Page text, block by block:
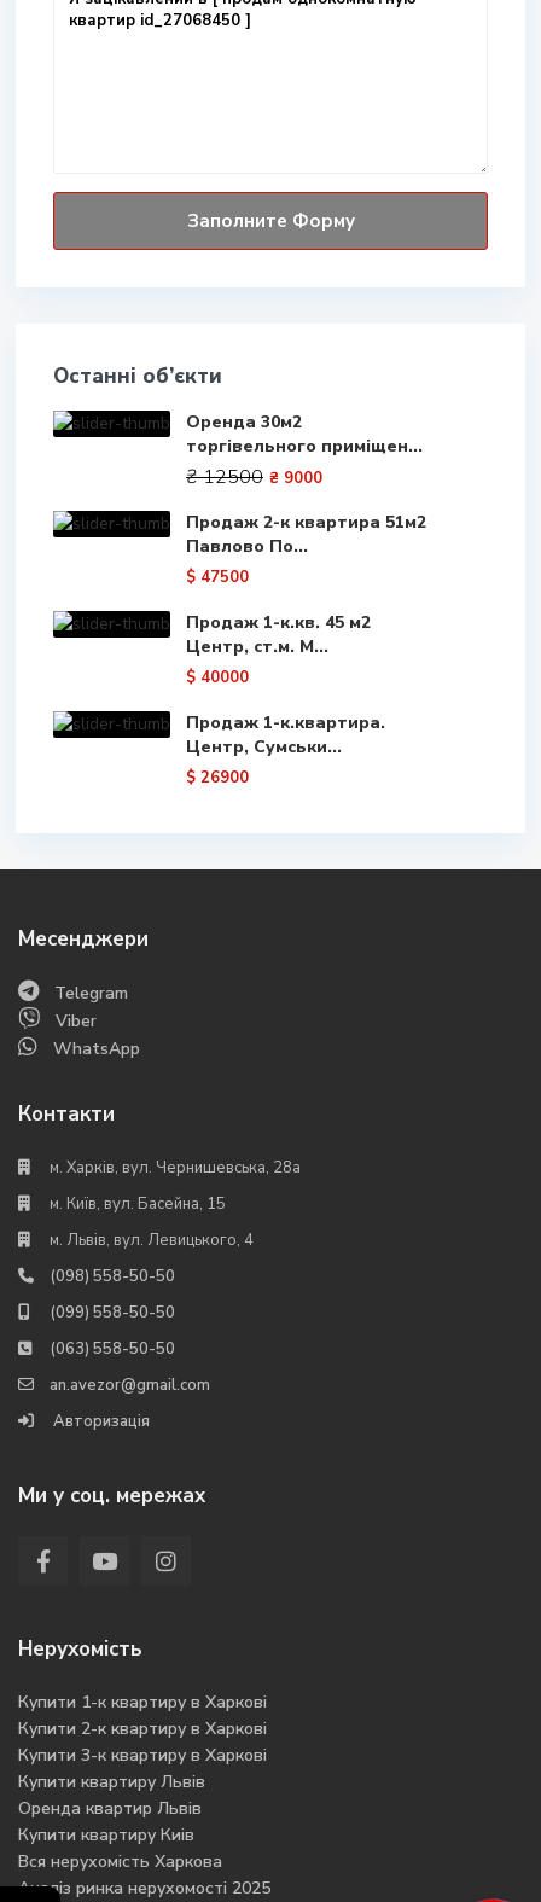
Останні об’єкти
Оренда 30м2
торгівельного приміщен...
₴ 12500 ₴ 9000
Продаж 2-к квартира 51м2
Павлово По...
$ 47500
Продаж 1-к.кв. 45 м2
Центр, ст.м. М...
$ 40000
Продаж 1-к.квартира.
Центр, Сумськи...
$ 26900
Месенджери
Telegram
Viber
WhatsApp
Контакти
м. Харків, вул. Чернишевська, 28а
м. Київ, вул. Басейна, 15
м. Львів, вул. Левицького, 4
(098) 558-50-50
(099) 558-50-50
(063) 558-50-50
an.avezor@gmail.com
Авторизація
Ми у соц. мережах
Нерухомість
Купити 1-к квартиру в Харкові
Купити 2-к квартиру в Харкові
Купити 3-к квартиру в Харкові
Купити квартиру Львів
Оренда квартир Львів
Купити квартиру Киів
Вся нерухомість Харкова
Аналіз ринка нерухомості 2025